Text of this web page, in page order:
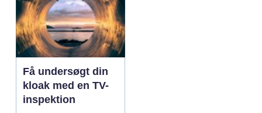
Få undersøgt din
kloak med en TV-
inspektion